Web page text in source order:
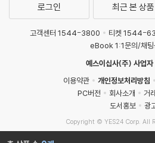
로그인 최근 본 상품
고객센터 1544-3800 티켓 1544-
eBook 1:1문의/채팅
예스이십사(주) 사업자
이용약관
개인정보처리방침
PC버전
회사소개
거
도서홍보
광
Copyright © YES24 Corp. All
MATOM1